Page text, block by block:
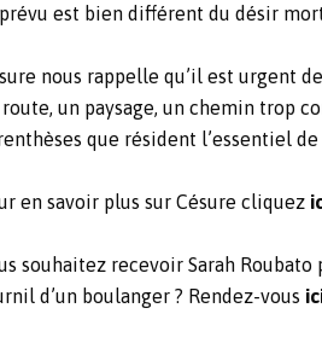
est bien différent du désir
nous rappelle qu’il est urgent
un paysage, un chemin trop
que résident l’essentiel de
en savoir plus sur Césure cliquez
souhaitez recevoir Sarah
d’un boulanger ? Rendez-vous